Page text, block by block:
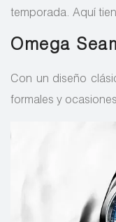
temporada. Aquí
Omega
Con un diseño
formales y